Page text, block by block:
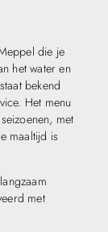
die je
het water en
bekend
Het menu
met
maaltijd is
met